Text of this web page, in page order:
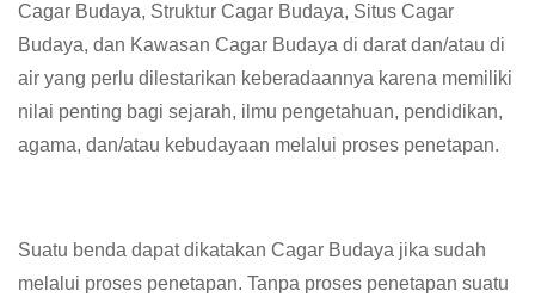
Cagar Budaya, Struktur Cagar Budaya, Situs Cagar
Budaya, dan Kawasan Cagar Budaya di darat dan/atau di
air yang perlu dilestarikan keberadaannya karena memiliki
nilai penting bagi sejarah, ilmu pengetahuan, pendidikan,
agama, dan/atau kebudayaan melalui proses penetapan.
Suatu benda dapat dikatakan Cagar Budaya jika sudah
melalui proses penetapan. Tanpa proses penetapan suatu